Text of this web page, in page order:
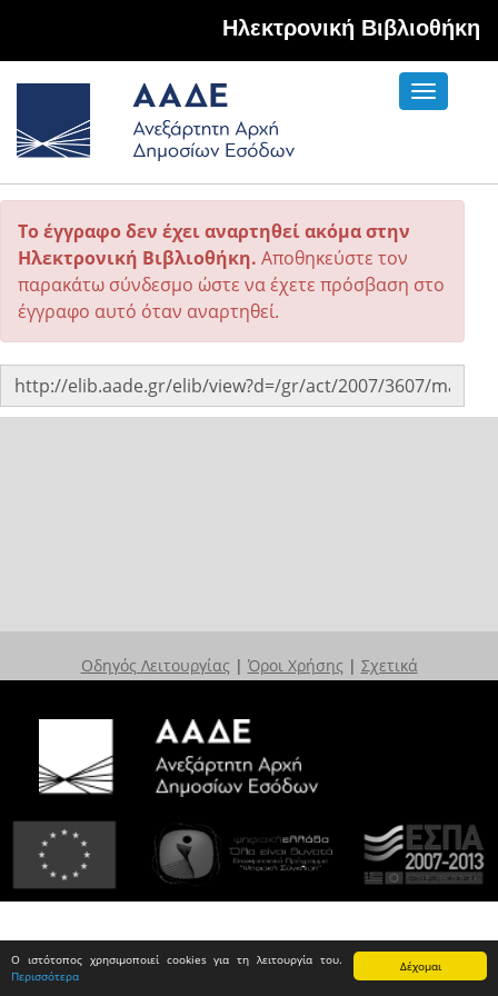
Δέχομαι
Ο ιστότοπος χρησιμοποιεί cookies για τη λειτουργία του.
Περισσότερα
Hλεκτρονική Βιβλιοθήκη
Toggle
Το έγγραφο δεν έχει αναρτηθεί ακόμα στην
Ηλεκτρονική Βιβλιοθήκη. Αποθηκεύστε τον
παρακάτω σύνδεσμο ώστε να έχετε πρόσβαση στο
έγγραφο αυτό όταν αναρτηθεί.
Οδηγός Λειτουργίας | Όροι Χρήσης | Σχετικά